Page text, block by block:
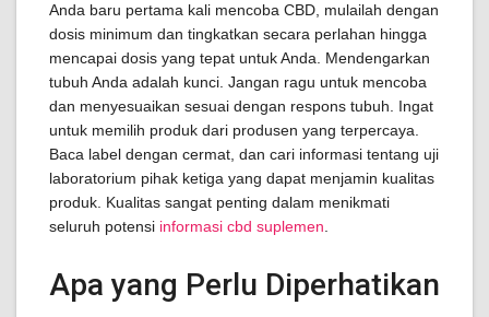
Anda baru pertama kali mencoba CBD, mulailah dengan
dosis minimum dan tingkatkan secara perlahan hingga
mencapai dosis yang tepat untuk Anda. Mendengarkan
tubuh Anda adalah kunci. Jangan ragu untuk mencoba
dan menyesuaikan sesuai dengan respons tubuh. Ingat
untuk memilih produk dari produsen yang terpercaya.
Baca label dengan cermat, dan cari informasi tentang uji
laboratorium pihak ketiga yang dapat menjamin kualitas
produk. Kualitas sangat penting dalam menikmati
seluruh potensi informasi cbd suplemen
Apa yang Perlu Diperhatikan